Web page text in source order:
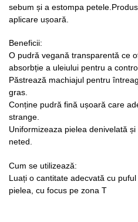
sebum și a estompa
aplicare ușoară.
Beneficii:
O pudră vegană transparentă ce
absorbție a uleiului pentru a
Păstrează machiajul pentru
gras.
Conține pudră fină ușoară care
strange.
Uniformizeaza pielea denivelată
neted.
Cum se utilizează:
Luați o cantitate adecvată cu
pielea, cu focus pe zona T